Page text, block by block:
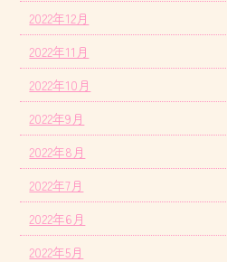
2022年12月
2022年11月
2022年10月
2022年9月
2022年8月
2022年7月
2022年6月
2022年5月